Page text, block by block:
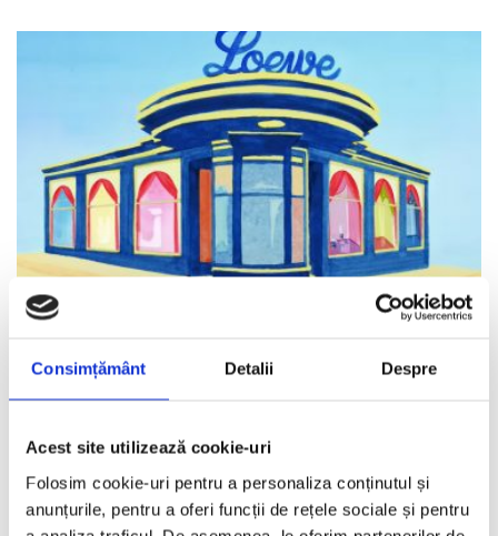
Consimțământ Detalii Despre
Acest site utilizează cookie-uri
Folosim cookie-uri pentru a personaliza conținutul și
anunțurile, pentru a oferi funcții de rețele sociale și pentru
IOANA LOVIN · IUNIE 4, 2026
Asociez ilustratia cu nostalgia, chiar si atunci cand lucrarile sunt